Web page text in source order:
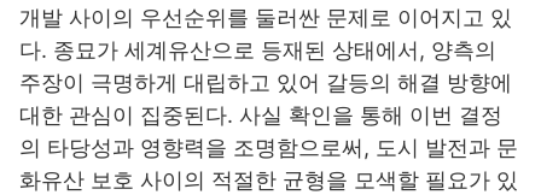
개발 사이의 우선순위를 둘러싼 문제로 이어지고 있
다. 종묘가 세계유산으로 등재된 상태에서, 양측의
주장이 극명하게 대립하고 있어 갈등의 해결 방향에
대한 관심이 집중된다. 사실 확인을 통해 이번 결정
의 타당성과 영향력을 조명함으로써, 도시 발전과 문
화유산 보호 사이의 적절한 균형을 모색할 필요가 있